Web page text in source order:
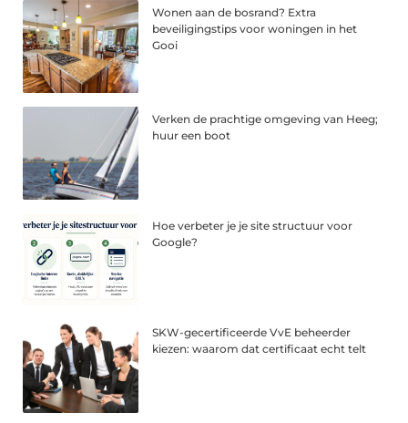
Wonen aan de bosrand? Extra
beveiligingstips voor woningen in het
Gooi
Verken de prachtige omgeving van Heeg;
huur een boot
Hoe verbeter je je site structuur voor
Google?
SKW-gecertificeerde VvE beheerder
kiezen: waarom dat certificaat echt telt